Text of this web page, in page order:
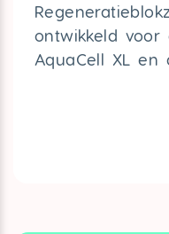
ontwikkeld voor
AquaCell XL en